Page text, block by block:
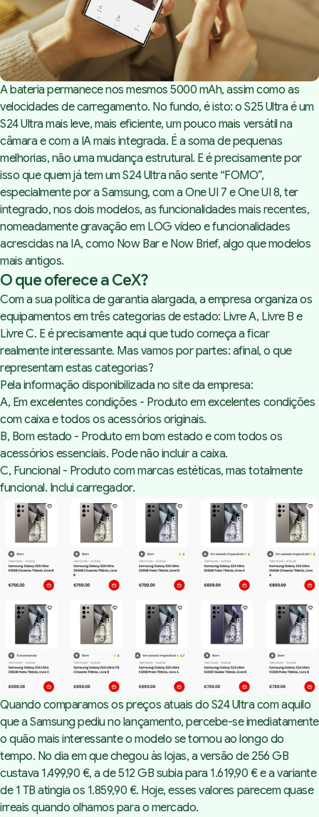
A bateria permanece nos mesmos 5000 mAh, assim como as
velocidades de carregamento. No fundo, é isto: o S25 Ultra é um
S24 Ultra mais leve, mais eficiente, um pouco mais versátil na
câmara e com a IA mais integrada. É a soma de pequenas
melhorias, não uma mudança estrutural. E é precisamente por
isso que quem já tem umS24 Ultranão sente “FOMO”,
especialmente por a Samsung, com a One UI 7 e One UI 8, ter
integrado, nos dois modelos, as funcionalidades mais recentes,
nomeadamente gravação em LOG vídeo e funcionalidades
acrescidas na IA, como Now Bar e Now Brief, algo que modelos
mais antigos.
O que oferece a CeX?
Com a sua política de garantia alargada, a empresa organiza os
equipamentos em três categorias de estado: Livre A, Livre B e
Livre C. E é precisamente aqui que tudo começa a ficar
realmente interessante. Mas vamos por partes: afinal, o que
representam estas categorias?
Pela informação disponibilizada no site da empresa:
A, Em excelentes condições - Produto em excelentes condições
com caixa e todos os acessórios originais.
B, Bom estado - Produto em bom estado e com todos os
acessórios essenciais. Pode não incluir a caixa.
C, Funcional - Produto com marcas estéticas, mas totalmente
funcional. Inclui carregador.
Quando comparamos os preços atuais do S24 Ultra com aquilo
que a Samsung pediu no lançamento, percebe-se imediatamente
o quão mais interessante o modelo se tornou ao longo do
tempo. No dia em que chegou às lojas, a versão de 256 GB
custava 1.499,90 €, a de 512 GB subia para 1.619,90 € e a variante
de 1 TB atingia os 1.859,90 €. Hoje, esses valores parecem quase
irreais quando olhamos para o mercado.